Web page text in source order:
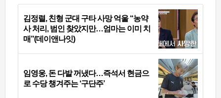
김정렬, 친형 군대 구타 사망 억울 “농약
사 처리, 범인 찾았지만…엄마는 이미 치
매”(데이앤나잇)
임영웅, 돈 다발 꺼냈다…즉석서 현금으
로 수당 챙겨주는 ‘구단주’